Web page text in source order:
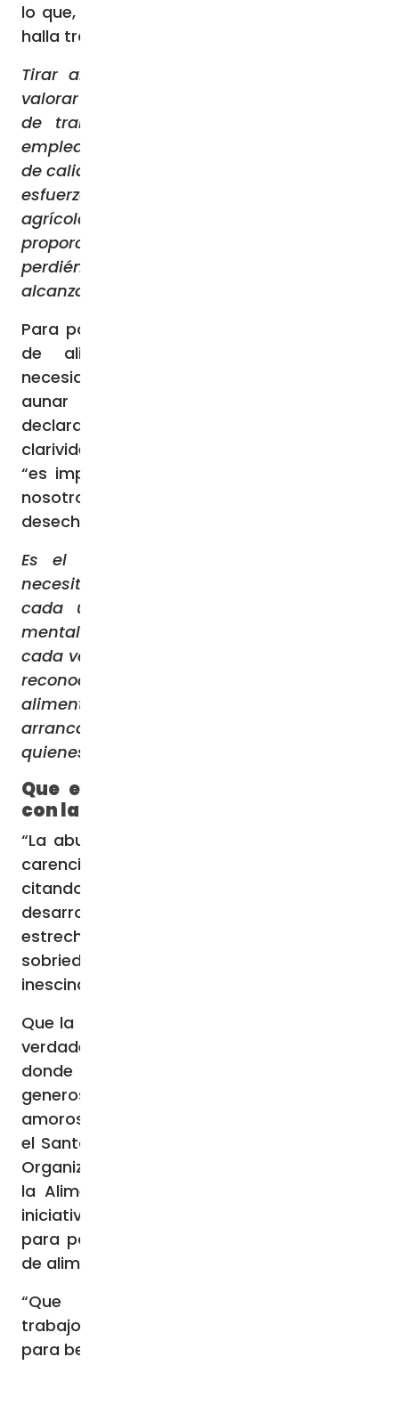
lo que, en términos sociales y humanos, se
halla tras la producción alimentaria.
Tirar alimentos a la basura significa no
valorar el sacrificio, el trabajo, los medios
de transporte y los costes energéticos
empleados para llevar a la mesa comida
de calidad. Significa desdeñar a cuantos se
esfuerzan cotidianamente en el sector
agrícola, industrial y de servicios para
proporcionar unos alimentos que,
perdiéndose o acabando dilapidados, no
alcanzaron su loable fin.
Para poner fin a la pérdida y al despilfarro
de alimentos el Papa evidencia la
necesidad de invertir recursos financieros,
aunar voluntades y pasar de las meras
declaraciones a una toma de decisiones
clarividentes e incisivas. Pero, sobre todo,
“es imprescindible – subraya- afianzar en
nosotros la convicción de que el alimento
desechado es una afrenta para los pobres”.
Es el sentido de la justicia hacia los
necesitados el que debe impulsar a todos y
cada uno a un categórico cambio de
mentalidad y de conducta. Esto se hace
cada vez más apremiante, ya que hay que
reconocer, y quisiera subrayarlo, que el
alimento que arrojamos a la basura lo
arrancamos inicuamente de las manos de
quienes carecen del mismo.
Que el desarrollo esté relacionado
con la sobriedad de vida
“La abundancia de unos ha de remediar la
carencia de otros”, escribe Francisco
citando a San Pablo, para concluir que “el
desarrollo, por lo tanto, debe estar
estrechamente relacionado con la
sobriedad de vida. Forman un binomio
inescindible”.
Que la familia de las Naciones “vuelva a ser
verdadera, vuelva a sentirse aquel espacio
donde prevalezca la concordia, la
generosidad y la ayuda recíproca y
amorosa entre los hermanos”, pide a Dios
el Santo Padre, a la vez que agradece a la
Organización de las Naciones Unidas para
la Alimentación y la Agricultura todas las
iniciativas y programas que lleva a cabo
para poner fin a la pérdida y al despilfarro
de alimentos. Y finaliza:
“Que Dios Todopoderoso colme sus
trabajos de copiosos dones celestiales
para beneficio de toda la humanidad.”